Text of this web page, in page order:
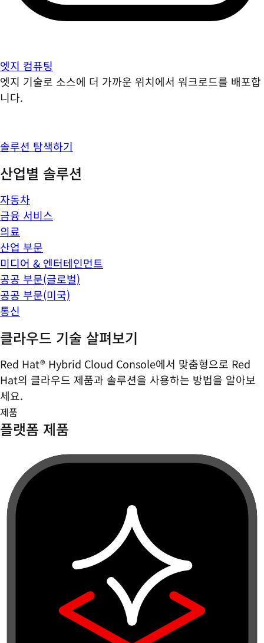
엣지 컴퓨팅
엣지 기술로 소스에 더 가까운 위치에서 워크로드를 배포합
니다.
솔루션 탐색하기
산업별 솔루션
자동차
금융 서비스
의료
산업 부문
미디어 & 엔터테인먼트
공공 부문(글로벌)
공공 부문(미국)
통신
클라우드 기술 살펴보기
Red Hat® Hybrid Cloud Console에서 맞춤형으로 Red
Hat의 클라우드 제품과 솔루션을 사용하는 방법을 알아보
세요.
제품
플랫폼 제품